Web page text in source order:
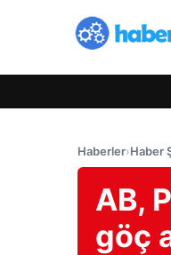
Haberler›Haber
AB,
göç